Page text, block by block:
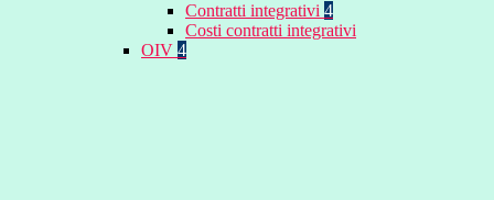
Contratti integrativi 4
Costi contratti integrativi
OIV 4